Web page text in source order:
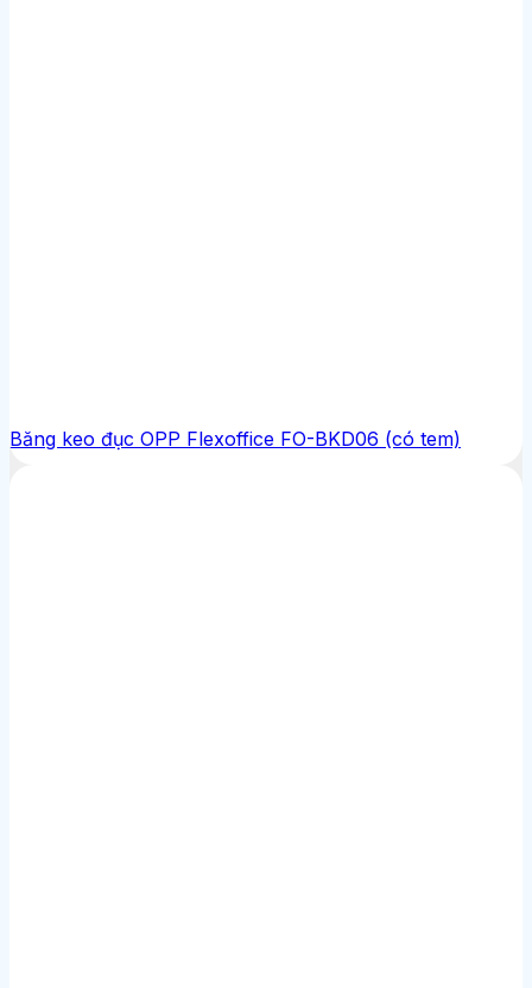
Băng keo đục OPP Flexoffice FO-BKD06 (có tem)